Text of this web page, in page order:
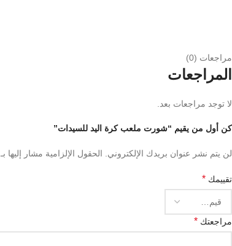
اللون
مراجعات (0)
المراجعات
لا توجد مراجعات بعد.
كن أول من يقيم “شورت ملعب كرة اليد للسيدات”
لن يتم نشر عنوان بريدك الإلكتروني. الحقول الإلزامية مشار إليها بـ
تقييمك *
مراجعتك *